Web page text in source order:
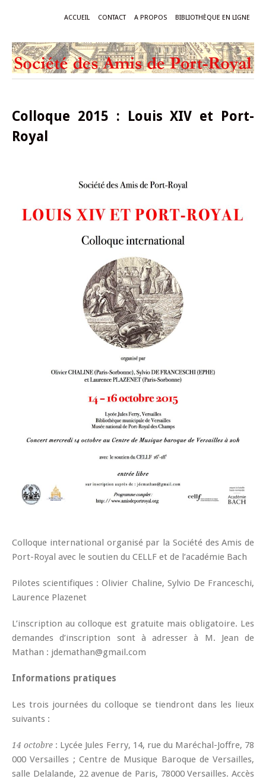
ACCUEIL CONTACT A PROPOS BIBLIOTHÈQUE EN LIGNE
Colloque 2015 : Louis XIV et Port-
Royal
Colloque international organisé par la Société des Amis de
Port-Royal avec le soutien du CELLF et de l’académie Bach
Pilotes scientifiques : Olivier Chaline, Sylvio De Franceschi,
Laurence Plazenet
L’inscription au colloque est gratuite mais obligatoire. Les
demandes d’inscription sont à adresser à M. Jean de
Mathan : jdemathan@gmail.com
Informations pratiques
Les trois journées du colloque se tiendront dans les lieux
suivants :
14 octobre : Lycée Jules Ferry, 14, rue du Maréchal-Joffre, 78
000 Versailles ; Centre de Musique Baroque de Versailles,
salle Delalande, 22 avenue de Paris, 78000 Versailles. Accès